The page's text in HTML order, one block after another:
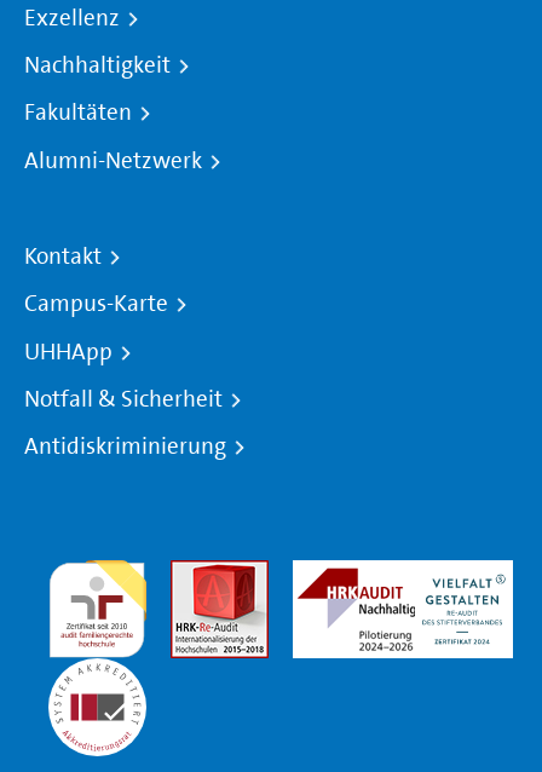
Exzellenz
Nachhaltigkeit
Fakultäten
Alumni-Netzwerk
Kontakt
Campus-Karte
UHHApp
Notfall & Sicherheit
Antidiskriminierung